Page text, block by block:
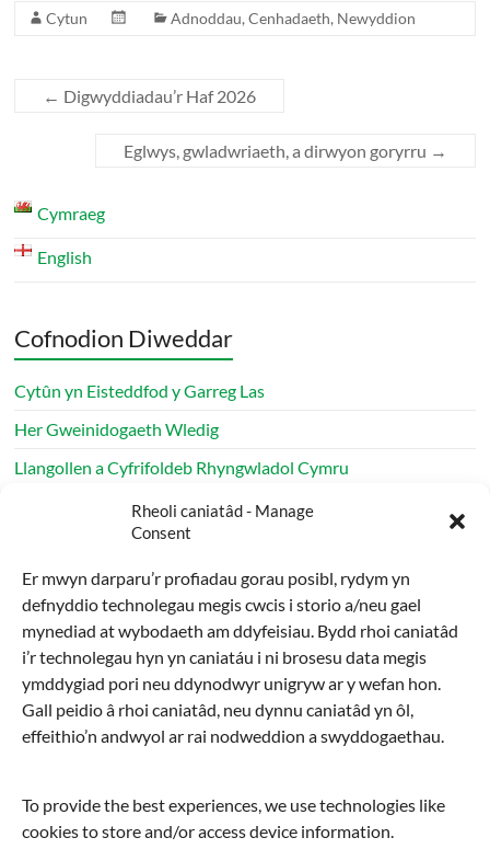
Rheoli caniatâd - Manage
Consent
Er mwyn darparu’r profiadau gorau posibl, rydym yn
defnyddio technolegau megis cwcis i storio a/neu gael
mynediad at wybodaeth am ddyfeisiau. Bydd rhoi caniatâd
i’r technolegau hyn yn caniatáu i ni brosesu data megis
ymddygiad pori neu ddynodwyr unigryw ar y wefan hon.
Gall peidio â rhoi caniatâd, neu dynnu caniatâd yn ôl,
effeithio’n andwyol ar rai nodweddion a swyddogaethau.
To provide the best experiences, we use technologies like
cookies to store and/or access device information.
Cytun Adnoddau,Cenhadaeth, Newyddion
← Digwyddiadau’r Haf 2026
Eglwys, gwladwriaeth, a dirwyon goryrru →
Cymraeg
English
Cofnodion Diweddar
Cytûn yn Eisteddfod y Garreg Las
Her Gweinidogaeth Wledig
Llangollen a Cyfrifoldeb Rhyngwladol Cymru
Apêl Daeargryn Venezuela Diweddariad Cytûn
Rhaglen haf Cytûn yn parhau ledled Cymru
Archif
Archif
Chwilio Chwilio